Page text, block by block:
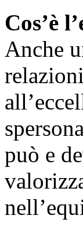
Cos’è
Anche
può e